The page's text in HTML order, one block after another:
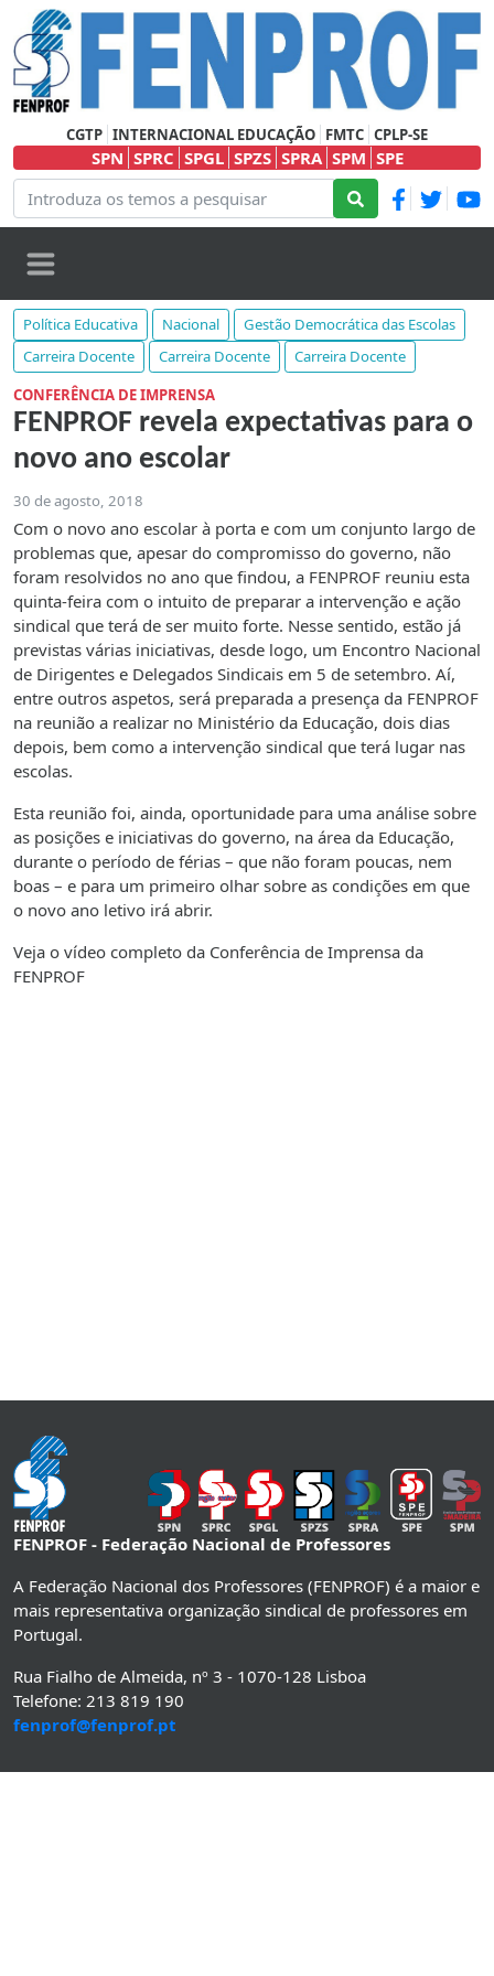
CGTP INTERNACIONAL EDUCAÇÃO FMTC CPLP-SE
SPN SPRC SPGL SPZS SPRA SPM SPE
Política Educativa Nacional
Gestão Democrática das Escolas
Carreira Docente
Carreira Docente
Carreira Docente
CONFERÊNCIA DE IMPRENSA
FENPROF revela expectativas para o
novo ano escolar
30 de agosto, 2018
Com o novo ano escolar à porta e com um conjunto largo de
problemas que, apesar do compromisso do governo, não
foram resolvidos no ano que findou, a FENPROF reuniu esta
quinta-feira com o intuito de preparar a intervenção e ação
sindical que terá de ser muito forte. Nesse sentido, estão já
previstas várias iniciativas, desde logo, um Encontro Nacional
de Dirigentes e Delegados Sindicais em 5 de setembro. Aí,
entre outros aspetos, será preparada a presença da FENPROF
na reunião a realizar no Ministério da Educação, dois dias
depois, bem como a intervenção sindical que terá lugar nas
escolas.
Esta reunião foi, ainda, oportunidade para uma análise sobre
as posições e iniciativas do governo, na área da Educação,
durante o período de férias – que não foram poucas, nem
boas – e para um primeiro olhar sobre as condições em que
o novo ano letivo irá abrir.
Veja o vídeo completo da Conferência de Imprensa da
FENPROF
FENPROF - Federação Nacional de Professores
A Federação Nacional dos Professores (FENPROF) é a maior e
mais representativa organização sindical de professores em
Portugal.
Rua Fialho de Almeida, nº 3 - 1070-128 Lisboa
Telefone: 213 819 190
fenprof@fenprof.pt